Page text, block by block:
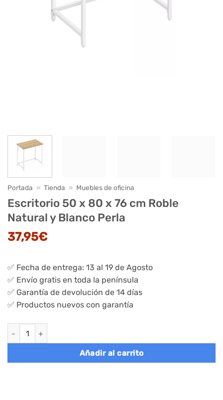
Portada » Tienda » Muebles de oficina
Escritorio 50 x 80 x 76 cm Roble
Natural y Blanco Perla
37,95€
✅ Fecha de entrega: 13 al 19 de Agosto
✅ Envío gratis en toda la península
✅ Garantía de devolución de 14 días
✅ Productos nuevos con garantía
Escritorio 50 x 80 x 76 cm Roble Natural y Blanco Perla
Añadir al carrito